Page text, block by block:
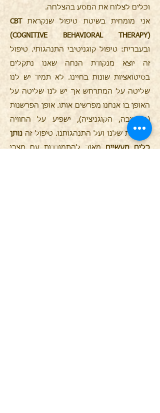
וכלים לצלוח את המסע בהצלחה.
אני מומחית בשיטת טיפול שנקראת
CBT
(COGNITIVE BEHAVIORAL THERAPY)
ובעברית: טיפול קוגניטיבי התנהגותי. טיפול
זה יוצא מנקודת הנחה שאנו נתקלים
בסיטואציות שונות בחיינו. לא תמיד יש לנו
שליטה על המתרחש אך יש לנו שליטה על
האופן בו אנחנו מפרשים אותו. אופן הפרשנות
(החשיבה, הקוגניציה), ישפיע על החוויה
הרגשית שלנו ועל התנהגותנו. טיפול זה נותן
כלים מעשייםמאוד להתמודדות עם מצבי